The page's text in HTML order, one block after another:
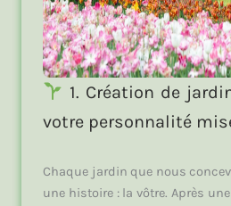
1. Création de
votre personnalité
Chaque jardin que nous
une histoire : la vôtre. Après